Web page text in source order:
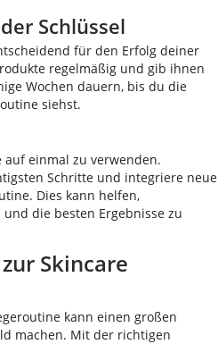
Schlüssel
für den Erfolg deiner
regelmäßig und gib ihnen
Wochen dauern, bis du die
siehst.
auf einmal zu verwenden.
Schritte und integriere neue
Dies kann helfen,
die besten Ergebnisse zu
Skincare
kann einen großen
machen. Mit der richtigen